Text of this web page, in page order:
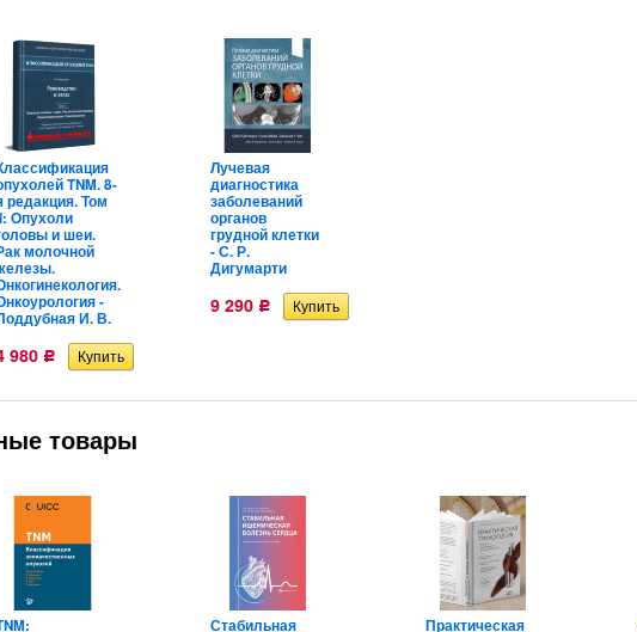
TNM. 8-
редакция. Том
Опухоли
и шеи.
молочной
-
И. В.
980 Р
Лучевая
диагностика
заболеваний
органов
грудной клетки
- С. Р.
Дигумарти
9 290 Р
товары
Стабильная
Практическая